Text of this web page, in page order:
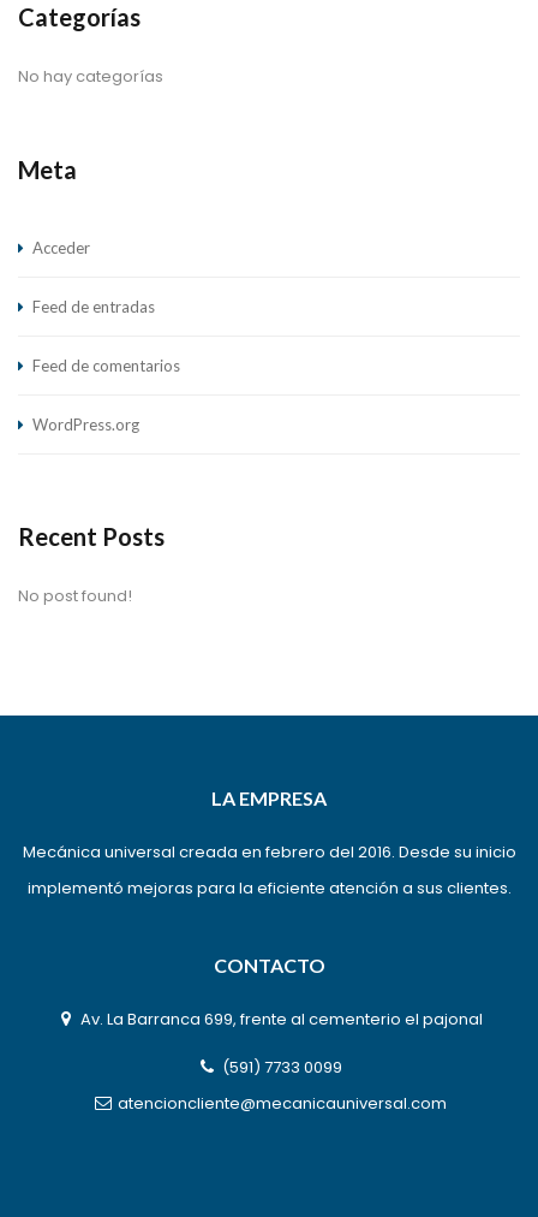
Categorías
No hay categorías
Meta
Acceder
Feed de entradas
Feed de comentarios
WordPress.org
Recent Posts
No post found!
LA EMPRESA
Mecánica universal creada en febrero del 2016. Desde su inicio
implementó mejoras para la eficiente atención a sus clientes.
CONTACTO
Av. La Barranca 699, frente al cementerio el pajonal
(591) 7733 0099
atencioncliente@mecanicauniversal.com